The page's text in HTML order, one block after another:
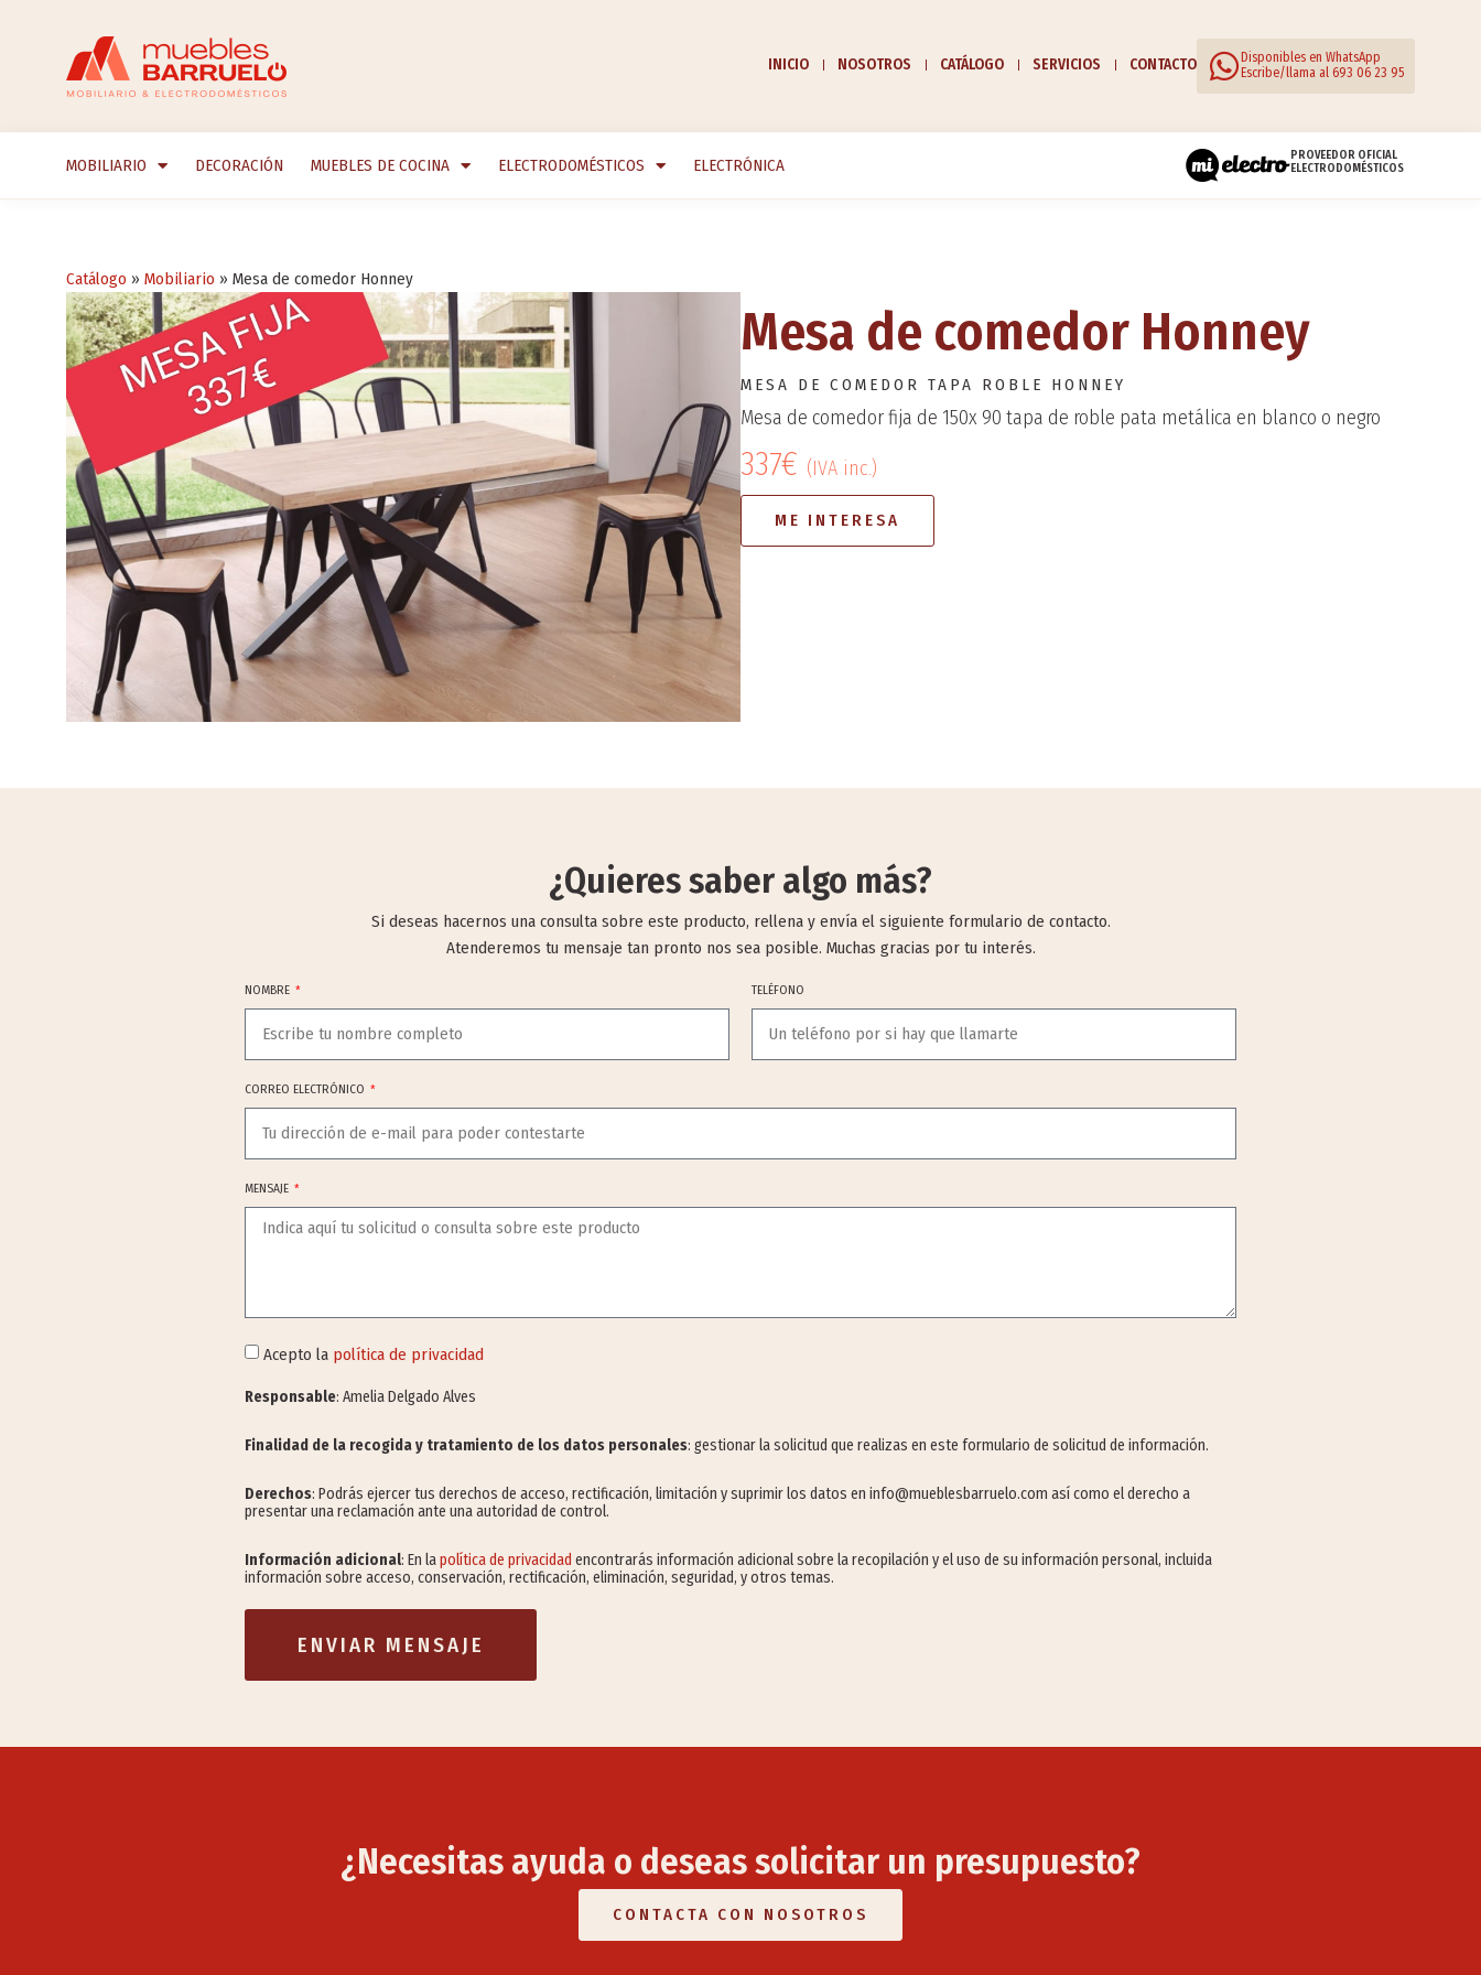
INICIO NOSOTROS CATÁLOGO SERVICIOS CONTACTO
Disponibles en WhatsApp
Escribe/llama al 693 06 23 95
MOBILIARIO DECORACIÓN MUEBLES DE COCINA ELECTRODOMÉSTICOS ELECTRÓNICA
PROVEEDOR OFICIAL
ELECTRODOMÉSTICOS
Catálogo » Mobiliario » Mesa de comedor Honney
Mesa de comedor Honney
MESA DE COMEDOR TAPA ROBLE HONNEY
Mesa de comedor fija de 150x 90 tapa de roble pata metálica en blanco o negro
337€ (IVA inc.)
ME INTERESA
¿Quieres saber algo más?
Si deseas hacernos una consulta sobre este producto, rellena y envía el siguiente formulario de contacto.
Atenderemos tu mensaje tan pronto nos sea posible. Muchas gracias por tu interés.
NOMBRE TELÉFONO
CORREO ELECTRÓNICO
MENSAJE
Acepto la política de privacidad
Responsable: Amelia Delgado Alves
Finalidad de la recogida y tratamiento de los datos personales: gestionar la solicitud que realizas en este formulario de solicitud de información.
Derechos: Podrás ejercer tus derechos de acceso, rectificación, limitación y suprimir los datos en info@mueblesbarruelo.com así como el derecho a
presentar una reclamación ante una autoridad de control.
Información adicional: En lapolítica de privacidad encontrarás información adicional sobre la recopilación y el uso de su información personal, incluida
información sobre acceso, conservación, rectificación, eliminación, seguridad, y otros temas.
ENVIAR MENSAJE
¿Necesitas ayuda o deseas solicitar un presupuesto?
CONTACTA CON NOSOTROS